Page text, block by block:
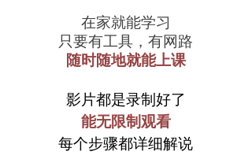
在家就能学习
只要有工具，有网路
随时随地就能上课
影片都是录制好了
能无限制观看​
每个步骤都详细解说